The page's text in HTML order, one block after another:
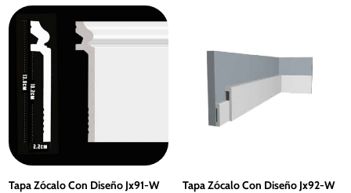
Tapa Zócalo Con Diseño Jx91-W Tapa Zócalo Con Diseño Jx92-W